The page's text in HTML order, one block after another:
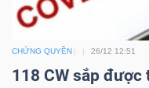
CHỨNG QUYỀN 26/12 12:51
118 CW sắp
Tin
tức
(-)